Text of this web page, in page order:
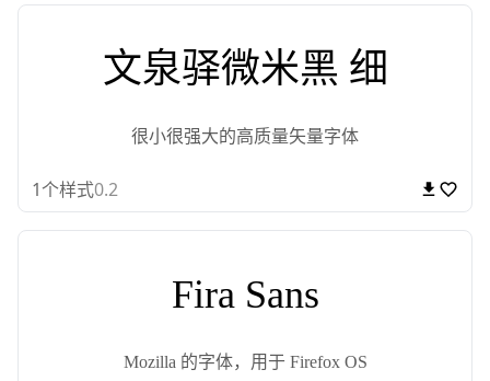
文泉驿微米黑 细
很小很强大的高质量矢量字体
1个样式0.2
Fira Sans
Mozilla 的字体，用于 Firefox OS